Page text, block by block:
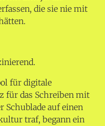
die sie nie mit
für digitale
für das Schreiben mit
Schublade auf einen
traf, begann ein